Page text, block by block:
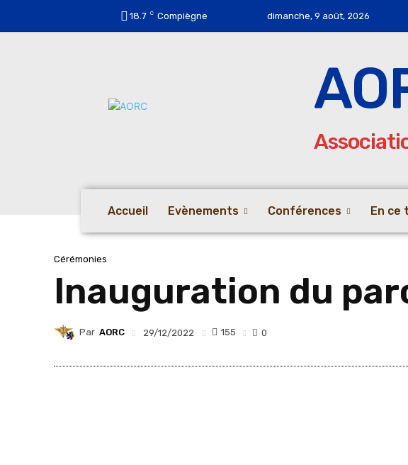
18.7 C Compiègne dimanche, 9 août, 2026
Accueil Evènements Conférences En ce
Cérémonies
Inauguration du
Par AORC 29/12/2022 155 0